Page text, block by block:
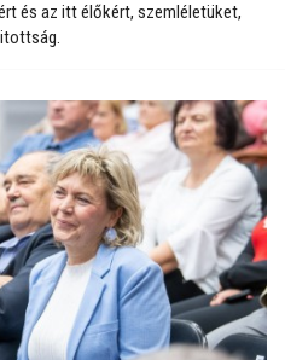
és az itt élőkért, szemléletüket,